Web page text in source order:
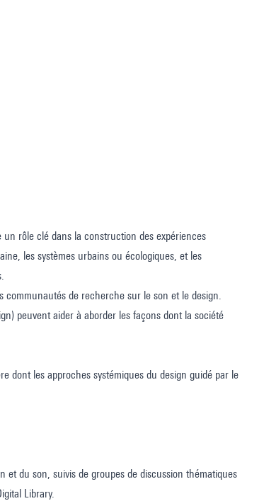
rôle clé dans la construction des expériences
les systèmes urbains ou écologiques, et les
communautés de recherche sur le son et le design.
peuvent aider à aborder les façons dont la société
dont les approches systémiques du design guidé par le
et du son, suivis de groupes de discussion thématiques
Library.